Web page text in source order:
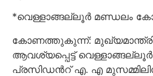
*വെള്ളാങ്ങല്ലൂർ മണ്ഡലം
കോണത്തുകുന്ന്:
ആവശ്യപ്പെട്ട്
പ്രസിഡൻറ് എ. എ